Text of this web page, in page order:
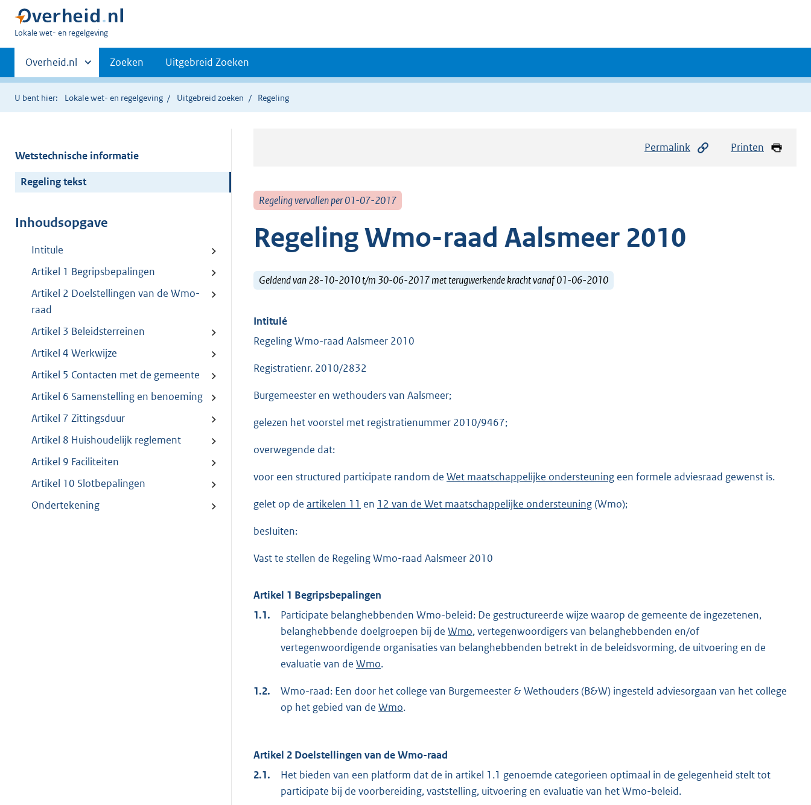
U
hier:
Lokale wet- en regelgeving
Primaire
navigatie
Andere
sites
binnen
Overheid.nl Zoeken Uitgebreid Zoeken
U bent hier: Lokale wet- en regelgeving Uitgebreid zoeken Regeling
Wetstechnische informatie
Regeling tekst
Inhoudsopgave
Intitule
Artikel 1 Begripsbepalingen
Artikel 2 Doelstellingen van de Wmo-
raad
Artikel 3 Beleidsterreinen
Artikel 4 Werkwijze
Artikel 5 Contacten met de gemeente
Artikel 6 Samenstelling en benoeming
Artikel 7 Zittingsduur
Artikel 8 Huishoudelijk reglement
Artikel 9 Faciliteiten
Artikel 10 Slotbepalingen
Ondertekening
Permalink Printen
Regeling vervallen per 01-07-2017
Regeling Wmo-raad Aalsmeer 2010
Geldend van 28-10-2010 t/m 30-06-2017 met terugwerkende kracht vanaf 01-06-2010
Intitulé
Regeling Wmo-raad Aalsmeer 2010
Registratienr. 2010/2832
Burgemeester en wethouders van Aalsmeer;
gelezen het voorstel met registratienummer 2010/9467;
overwegende dat:
voor een structured participate random de Wet maatschappelijke ondersteuning een formele adviesraad gewenst is.
gelet op de artikelen 11 en 12 van de Wet maatschappelijke ondersteuning(Wmo);
besIuiten:
Vast te stellen de Regeling Wmo-raad Aalsmeer 2010
Artikel 1 Begripsbepalingen
1.1.
Participate belanghebbenden Wmo-beleid: De gestructureerde wijze waarop de gemeente de ingezetenen,
belanghebbende doelgroepen bij de Wmo, vertegenwoordigers van belanghebbenden en/of
vertegenwoordigende organisaties van belanghebbenden betrekt in de beleidsvorming, de uitvoering en de
evaluatie van de Wmo.
1.2.
Wmo-raad: Een door het college van Burgemeester & Wethouders (B&W) ingesteld adviesorgaan van het college
op het gebied van de Wmo.
Artikel 2 Doelstellingen van de Wmo-raad
2.1.
Het bieden van een platform dat de in artikel 1.1 genoemde categorieen optimaal in de gelegenheid stelt tot
participate bij de voorbereiding, vaststelling, uitvoering en evaluatie van het Wmo-beleid.